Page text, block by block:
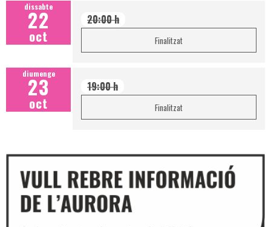
dissabte
22
oct
20:00 h
Finalitzat
diumenge
23
oct
19:00 h
Finalitzat